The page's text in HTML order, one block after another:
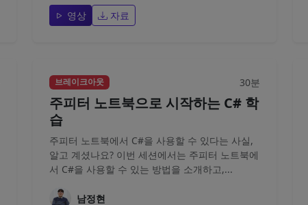
영상 자료
브레이크아웃 30분
주피터 노트북으로 시작하는 C# 학
습
주피터 노트북에서 C#을 사용할 수 있다는 사실,
알고 계셨나요? 이번 세션에서는 주피터 노트북에
서 C#을 사용할 수 있는 방법을 소개하고,...
남정현